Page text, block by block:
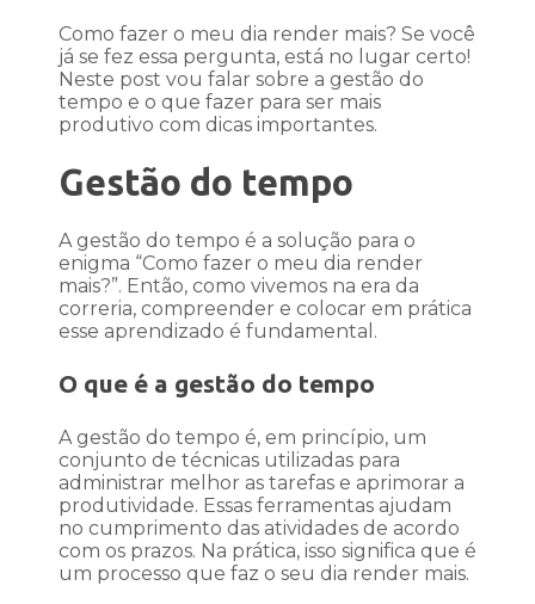
Como fazer o meu dia render mais? Se você
já se fez essa pergunta, está no lugar certo!
Neste post vou falar sobre a gestão do
tempo e o que fazer para ser mais
produtivo com dicas importantes.
Gestão do tempo
A gestão do tempo é a solução para o
enigma “Como fazer o meu dia render
mais?”. Então, como vivemos na era da
correria, compreender e colocar em prática
esse aprendizado é fundamental.
O que é a gestão do tempo
A gestão do tempo é, em princípio, um
conjunto de técnicas utilizadas para
administrar melhor as tarefas e aprimorar a
produtividade. Essas ferramentas ajudam
no cumprimento das atividades de acordo
com os prazos. Na prática, isso significa que é
um processo que faz o seu dia render mais.